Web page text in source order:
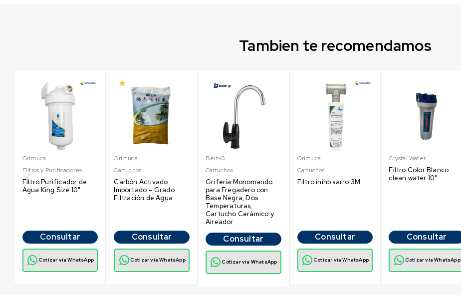
Tambien te recomendamos
Grimuca
Filtros y Purificadores
Filtro Purificador de
Agua King Size 10"
Consultar
Cotizar vía WhatsApp
Grimuca
Cartuchos
Carbón Activado
Importado – Grado
Filtración de Agua
Consultar
Cotizar vía WhatsApp
Belt-G
Cartuchos
Grifería Monomando
para Fregadero con
Base Negra, Dos
Temperaturas,
Cartucho Cerámico y
Aireador
Consultar
Cotizar vía WhatsApp
Grimuca
Cartuchos
Filtro inihb sarro 3M
Consultar
Cotizar vía WhatsApp
Crystal Water
Filtro Color Blanco
clean water 10"
Consultar
Cotizar vía WhatsApp